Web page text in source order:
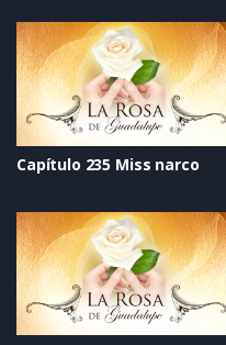
Capítulo 235 Miss narco